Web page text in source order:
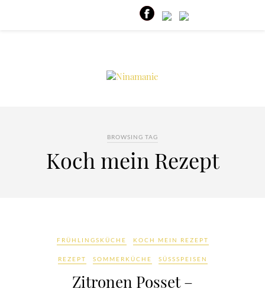
BROWSING TAG
Koch mein Rezept
FRÜHLINGSKÜCHE KOCH MEIN REZEPT
REZEPT SOMMERKÜCHE SÜSSSPEISEN
Zitronen Posset –